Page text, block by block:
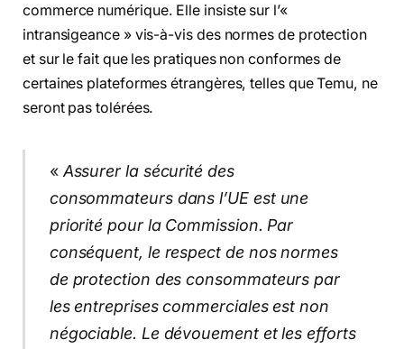
commerce numérique. Elle insiste sur l’«
intransigeance » vis-à-vis des normes de protection
et sur le fait que les pratiques non conformes de
certaines plateformes étrangères, telles que Temu, ne
seront pas tolérées.
« Assurer la sécurité des
consommateurs dans l’UE est une
priorité pour la Commission. Par
conséquent, le respect de nos normes
de protection des consommateurs par
les entreprises commerciales est non
négociable. Le dévouement et les efforts